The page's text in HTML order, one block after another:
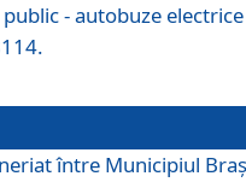
- autobuze
între Municipiul